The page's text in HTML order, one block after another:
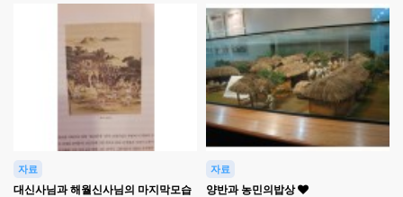
자료
대신사님과 해월신사님의 마지막모습
자료
양반과 농민의밥상